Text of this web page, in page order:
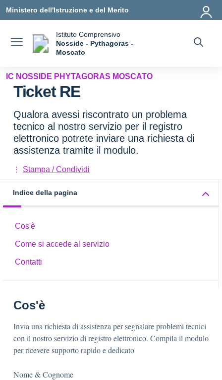
Ministero dell'Istruzione e del Merito
Istituto Comprensivo
Nosside - Pythagoras -
Moscato
IC NOSSIDE PHYTAGORAS MOSCATO
Ticket RE
Qualora avessi riscontrato un problema
tecnico al nostro servizio per il registro
elettronico potrete inviare una richiesta di
assistenza tramite il modulo.
Stampa / Condividi
Indice della pagina
Cos'è
Come si accede al servizio
Contatti
Cos'è
Invia una richiesta di assistenza per segnalare problemi tecnici
con il nostro servizio di registro elettronico. Compila il modulo
per ricevere supporto rapido e dedicato
Nome & Cognome